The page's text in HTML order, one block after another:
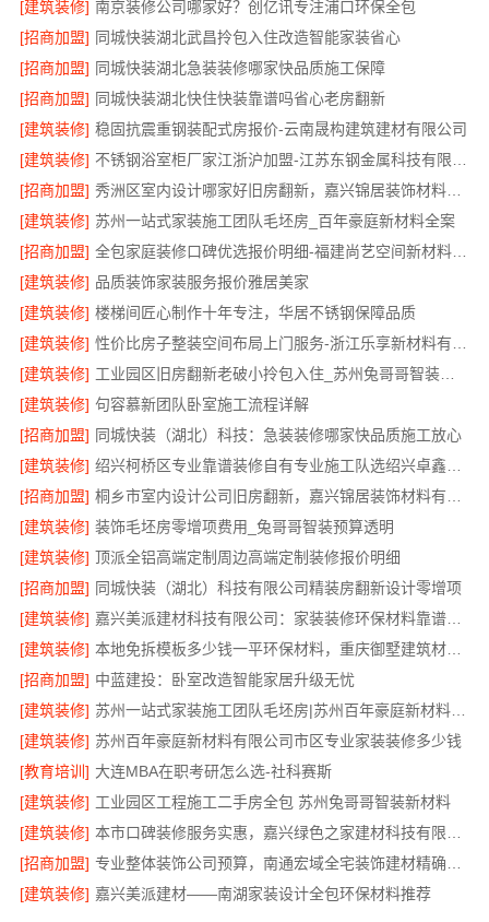
[建筑装修] 南京装修公司哪家好？创亿讯专注浦口环保全包
[招商加盟] 同城快装湖北武昌拎包入住改造智能家装省心
[招商加盟] 同城快装湖北急装装修哪家快品质施工保障
[招商加盟] 同城快装湖北快住快装靠谱吗省心老房翻新
[建筑装修] 稳固抗震重钢装配式房报价-云南晟构建筑建材有限公司
[建筑装修]
[招商加盟]
秀洲区室内设计哪家好旧房翻新，嘉兴锦居装饰材料有限公司
[建筑装修] 苏州一站式家装施工团队毛坯房_百年豪庭新材料全案
[招商加盟]
全包家庭装修口碑优选报价明细-福建尚艺空间新材料科技有限公司
[建筑装修] 品质装饰家装服务报价雅居美家
[建筑装修] 楼梯间匠心制作十年专注，华居不锈钢保障品质
[建筑装修]
[建筑装修]
工业园区旧房翻新老破小拎包入住_苏州兔哥哥智装新材料有限公司全包服务
[建筑装修] 句容慕新团队卧室施工流程详解
[招商加盟] 同城快装（湖北）科技：急装装修哪家快品质施工放心
[建筑装修]
[招商加盟]
[建筑装修] 装饰毛坯房零增项费用_兔哥哥智装预算透明
[建筑装修] 顶派全铝高端定制周边高端定制装修报价明细
[招商加盟] 同城快装（湖北）科技有限公司精装房翻新设计零增项
[建筑装修]
嘉兴美派建材科技有限公司：家装装修环保材料靠谱商家
[建筑装修]
本地免拆模板多少钱一平环保材料，重庆御墅建筑材料有限公司
[招商加盟] 中蓝建投：卧室改造智能家居升级无忧
[建筑装修]
苏州一站式家装施工团队毛坯房|苏州百年豪庭新材料有限公司
[建筑装修] 苏州百年豪庭新材料有限公司市区专业家装装修多少钱
[教育培训] 大连MBA在职考研怎么选-社科赛斯
[建筑装修] 工业园区工程施工二手房全包 苏州兔哥哥智装新材料
[建筑装修]
[招商加盟]
[建筑装修] 嘉兴美派建材——南湖家装设计全包环保材料推荐